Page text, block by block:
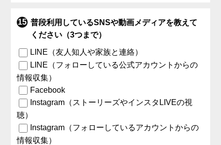
普段利用しているSNSや動画メディアを教えて
ください（3つまで）
LINE（友人知人や家族と連絡）
LINE（フォローしている公式アカウントからの
情報収集）
Facebook
Instagram（ストーリーズやインスタLIVEの視
聴）
Instagram（フォローしているアカウントからの
情報収集）